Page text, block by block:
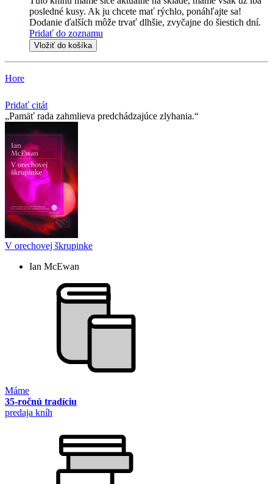
posledné kusy. Ak ju chcete mať rýchlo, ponáhľajte sa!
Dodanie ďalších môže trvať dlhšie, zvyčajne do šiestich dní.
Pridať do zoznamu
Vložiť do košíka
Hore
Pridať citát
Pamäť rada zahmlieva predchádzajúce zlyhania.
V orechovej škrupinke
Ian McEwan
Máme
35-ročnú tradíciu
predaja kníh